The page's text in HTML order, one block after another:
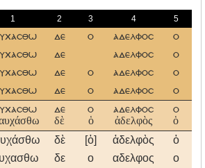
1 2 3 4 5
δε ο αδελφοσ ο
δε αδελφοσ ο
δε ο αδελφοσ ο
δε ο αδελφοσ ο
δε
δὲ
ο
ὁ
αδελφοσ
ἀδελφὸς
ο
ὁ
δὲ [ὁ] ἀδελφὸς ὁ
δε ο αδελφος ο